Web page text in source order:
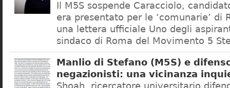
Il M5S sospende Caracciolo,
era presentato per le ‘comunarie’ di
una lettera ufficiale Uno degli
sindaco di Roma del Movimento 5
Manlio di Stefano (M5S) e
negazionisti: una vicinanza
Shoah, ricercatore universitario